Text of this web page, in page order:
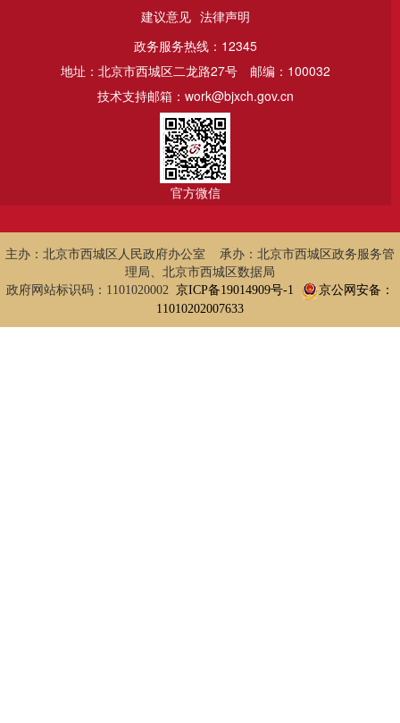
建议意见 法律声明
政务服务热线：12345
地址：北京市西城区二龙路27号
邮编：100032
技术支持邮箱：work@bjxch.gov.cn
官方微信
主办：北京市西城区人民政府办公室 承办：北京市西城区政务服务管
理局、北京市西城区数据局
政府网站标识码：1101020002 京ICP备19014909号-1
京公网安备：
11010202007633